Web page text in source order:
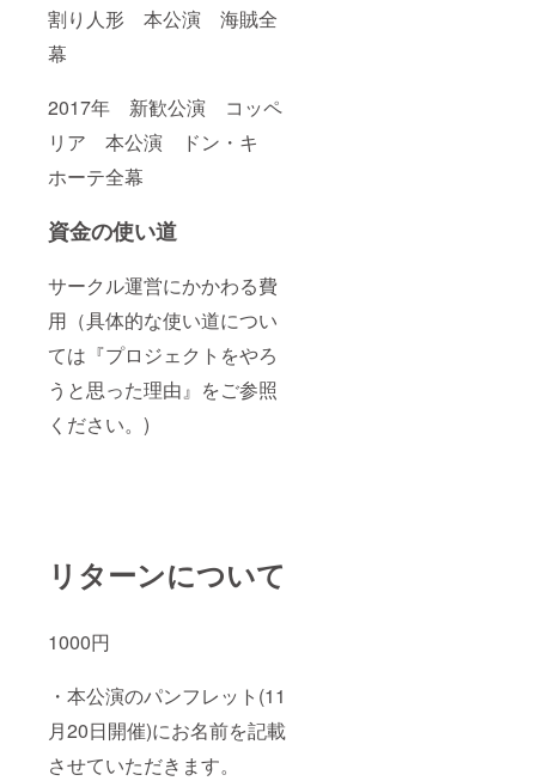
割り人形 本公演 海賊全
幕
2017年 新歓公演 コッペ
リア 本公演 ドン・キ
ホーテ全幕
資金の使い道
サークル運営にかかわる費
用（具体的な使い道につい
ては『プロジェクトをやろ
うと思った理由』をご参照
ください。)
リターンについて
1000円
・本公演のパンフレット(11
月20日開催)にお名前を記載
させていただきます。